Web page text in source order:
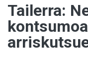
Tailerra: